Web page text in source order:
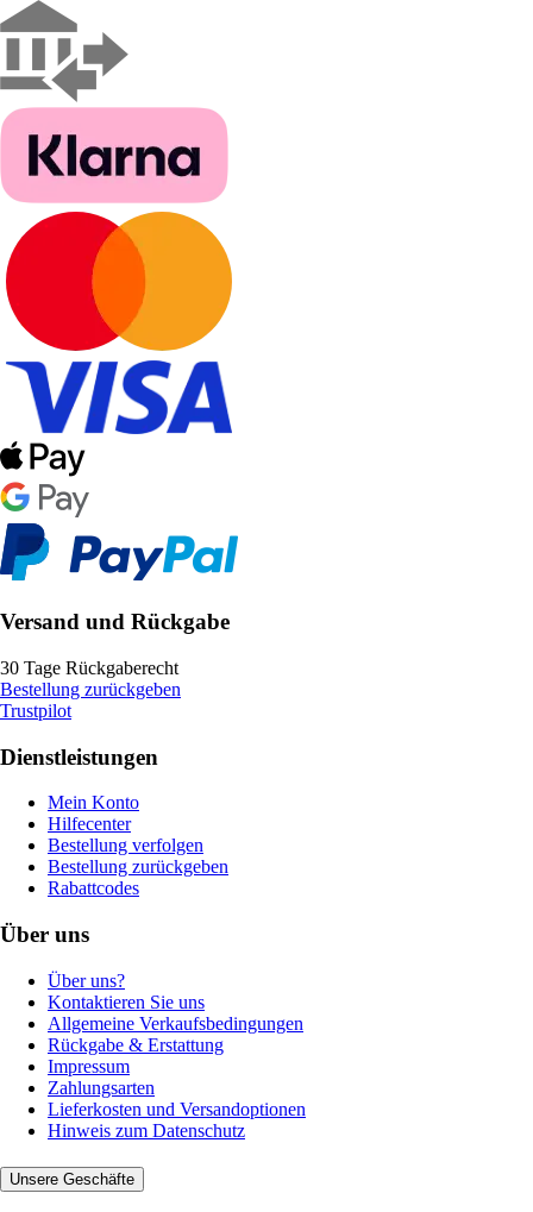
Versand und Rückgabe
30 Tage Rückgaberecht
Bestellung zurückgeben
Trustpilot
Dienstleistungen
Mein Konto
Hilfecenter
Bestellung verfolgen
Bestellung zurückgeben
Rabattcodes
Über uns
Über uns?
Kontaktieren Sie uns
Allgemeine Verkaufsbedingungen
Rückgabe & Erstattung
Impressum
Zahlungsarten
Lieferkosten und Versandoptionen
Hinweis zum Datenschutz
Unsere Geschäfte